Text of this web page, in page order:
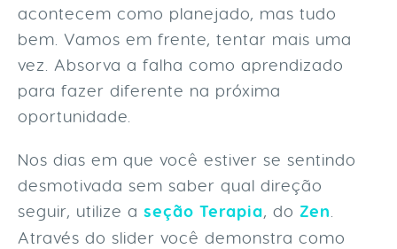
acontecem como planejado, mas tudo
bem. Vamos em frente, tentar mais uma
vez. Absorva a falha como aprendizado
para fazer diferente na próxima
oportunidade.
Nos dias em que você estiver se sentindo
desmotivada sem saber qual direção
seguir, utilize a seção Terapia, do Zen.
Através do slider você demonstra como